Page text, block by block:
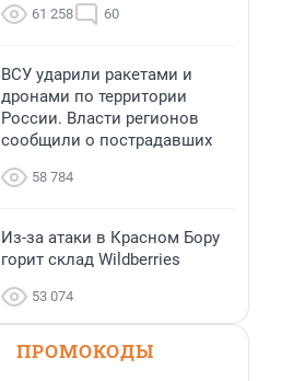
61 258 60
ВСУ ударили ракетами и
дронами по территории
России. Власти регионов
сообщили о пострадавших
58 784
Из-за атаки в Красном Бору
горит склад Wildberries
53 074
ПРОМОКОДЫ